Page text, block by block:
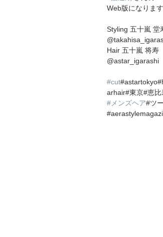
Web版になりま
Styling 五十嵐 堂
Hair 五十嵐 将寿
@astar_igarashi
#cut
arhair#東京#恵
#メンズヘア#ツ